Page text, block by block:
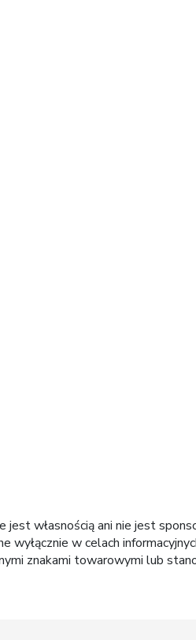
własnością ani nie jest
wyłącznie w celach
znakami towarowymi lub